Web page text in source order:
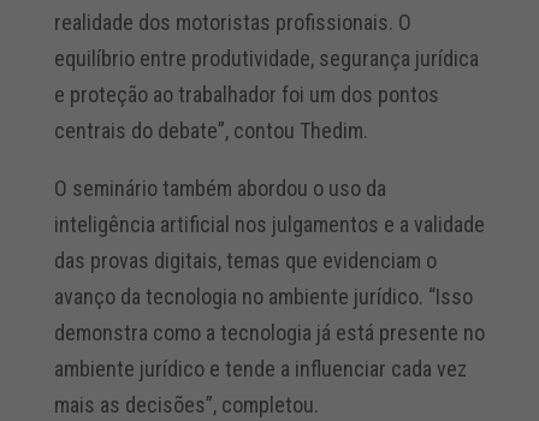
realidade dos motoristas profissionais. O
equilíbrio entre produtividade, segurança jurídica
e proteção ao trabalhador foi um dos pontos
centrais do debate”, contou Thedim.
O seminário também abordou o uso da
inteligência artificial nos julgamentos e a validade
das provas digitais, temas que evidenciam o
avanço da tecnologia no ambiente jurídico. “Isso
demonstra como a tecnologia já está presente no
ambiente jurídico e tende a influenciar cada vez
mais as decisões”, completou.